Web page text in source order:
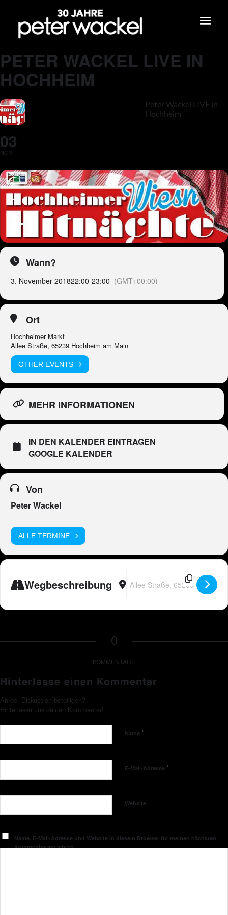
PETER WACKEL LIVE IN
HOCHHEIM
03
NOV
Peter Wackel LIVE in
Hochheim
Wann?
3. November 201822:00-23:00 (GMT+00:00)
Ort
Hochheimer Markt
Allee Straße, 65239 Hochheim am Main
OTHER EVENTS
MEHR INFORMATIONEN
IN DEN KALENDER EINTRAGEN
GOOGLE KALENDER
Von
Peter Wackel
ALLE TERMINE
Wegbeschreibung
Address - Peter Wackel LIVE in
Destination Address - Peter
0
KOMMENTARE
Hinterlasse einen Kommentar
An der Diskussion beteiligen?
Hinterlasse uns deinen Kommentar!
Name *
E-Mail-Adresse *
Website
Name, E-Mail-Adresse und Website in diesem Browser für meinen nächsten
Kommentar speichern.